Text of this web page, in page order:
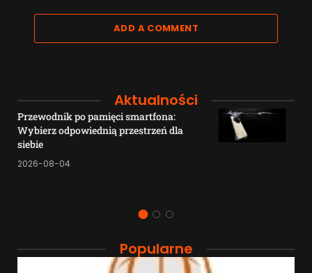
ADD A COMMENT
Aktualności
Przewodnik po pamięci smartfona:
Wybierz odpowiednią przestrzeń dla
siebie
2026-08-04
Popularne